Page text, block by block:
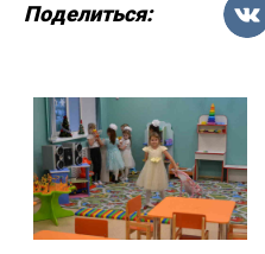
Поделиться: